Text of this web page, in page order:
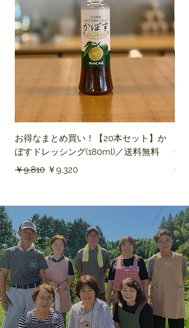
お得なまとめ買い！【20本セット】か
ぼすドレッシング(180ml)／送料無料
通常価格
￥9,810 セール価格
￥9,320
通
￥